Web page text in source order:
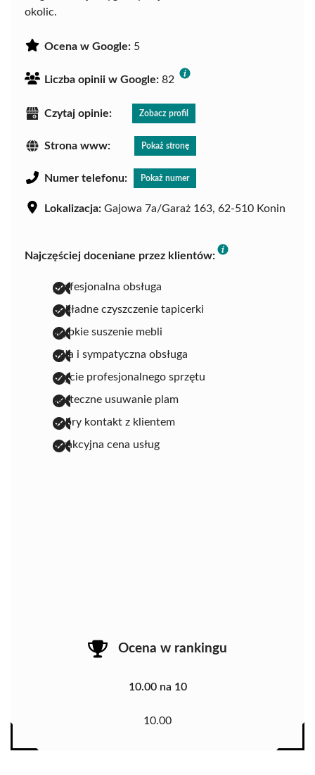
okolic.
Ocena w Google: 5
Liczba opinii w Google: 82
Czytaj opinie: Zobacz profil
Strona www: Pokaż stronę
Numer telefonu: Pokaż numer
Lokalizacja: Gajowa 7a/Garaż 163, 62-510 Konin
Najczęściej doceniane przez klientów:
profesjonalna obsługa
dokładne czyszczenie tapicerki
szybkie suszenie mebli
miła i sympatyczna obsługa
użycie profesjonalnego sprzętu
skuteczne usuwanie plam
dobry kontakt z klientem
atrakcyjna cena usług
Ocena w rankingu
10.00 na 10
10.00